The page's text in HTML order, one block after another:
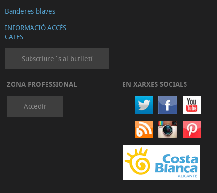
Banderes blaves
INFORMACIÓ ACCÉS
CALES
Subscriure´s al butlletí
ZONA PROFESSIONAL
Accedir
EN XARXES SOCIALS